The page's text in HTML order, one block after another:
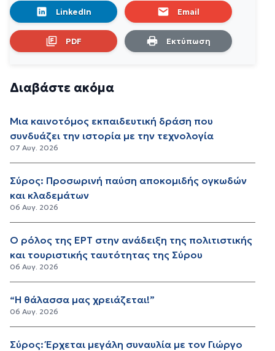
LinkedIn Email
PDF Εκτύπωση
Διαβάστε ακόμα
Μια καινοτόμος εκπαιδευτική δράση που
συνδυάζει την ιστορία με την τεχνολογία
07 Αυγ. 2026
Σύρος: Προσωρινή παύση αποκομιδής ογκωδών
και κλαδεμάτων
06 Αυγ. 2026
Ο ρόλος της ΕΡΤ στην ανάδειξη της πολιτιστικής
και τουριστικής ταυτότητας της Σύρου
06 Αυγ. 2026
“Η θάλασσα μας χρειάζεται!”
06 Αυγ. 2026
Σύρος: Έρχεται μεγάλη συναυλία με τον Γιώργο